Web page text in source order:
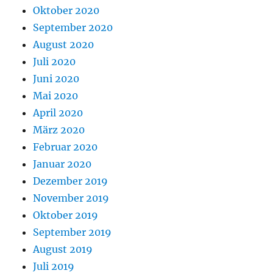
Oktober 2020
September 2020
August 2020
Juli 2020
Juni 2020
Mai 2020
April 2020
März 2020
Februar 2020
Januar 2020
Dezember 2019
November 2019
Oktober 2019
September 2019
August 2019
Juli 2019